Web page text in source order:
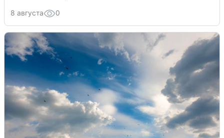
8 августа 0